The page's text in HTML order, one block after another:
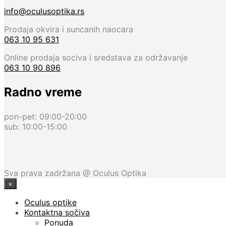
info@oculusoptika.rs
Prodaja okvira i suncanih naocara
063 10 95 631
Online prodaja sociva i sredstava za održavanje
063 10 90 896
Radno vreme
pon-pet: 09:00-20:00
sub: 10:00-15:00
Sva prava zadržana @ Oculus Optika
×
Oculus optike
Kontaktna sočiva
Ponuda